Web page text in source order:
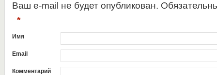
Ваш e-mail не будет опубликован.
*
Имя
Email
Комментарий